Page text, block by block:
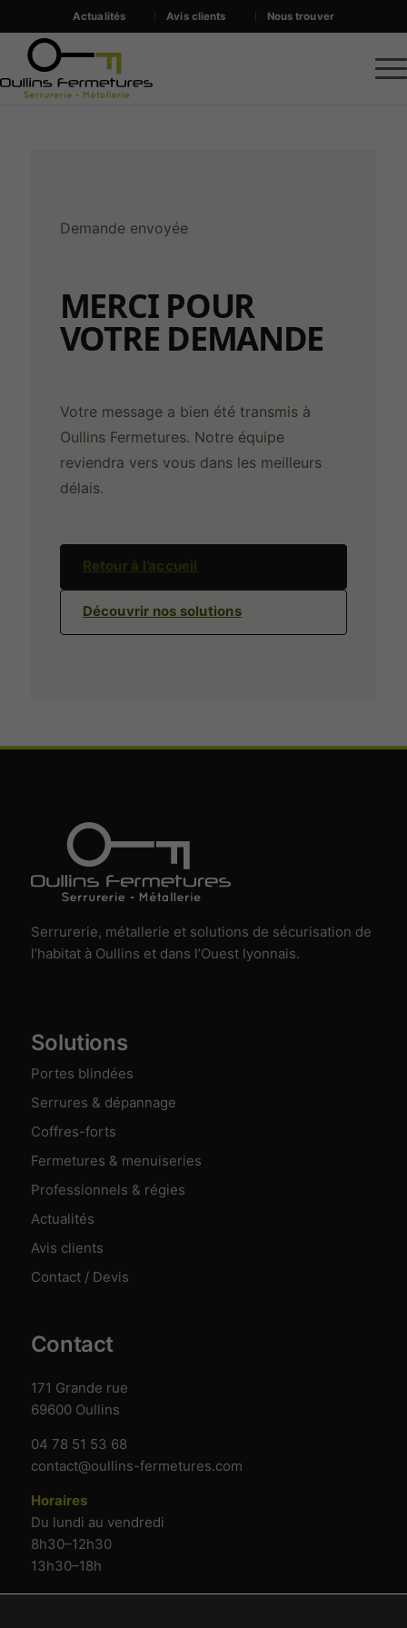
Actualités Avis clients Nous trouver
Demande envoyée
MERCI POUR
VOTRE DEMANDE
Votre message a bien été transmis à
Oullins Fermetures. Notre équipe
reviendra vers vous dans les meilleurs
délais.
Retour à l’accueil
Découvrir nos solutions
Serrurerie, métallerie et solutions de sécurisation de
l’habitat à Oullins et dans l’Ouest lyonnais.
Solutions
Portes blindées
Serrures & dépannage
Coffres-forts
Fermetures & menuiseries
Professionnels & régies
Actualités
Avis clients
Contact / Devis
Contact
171 Grande rue
69600 Oullins
04 78 51 53 68
contact@oullins-fermetures.com
Horaires
Du lundi au vendredi
8h30–12h30
13h30–18h